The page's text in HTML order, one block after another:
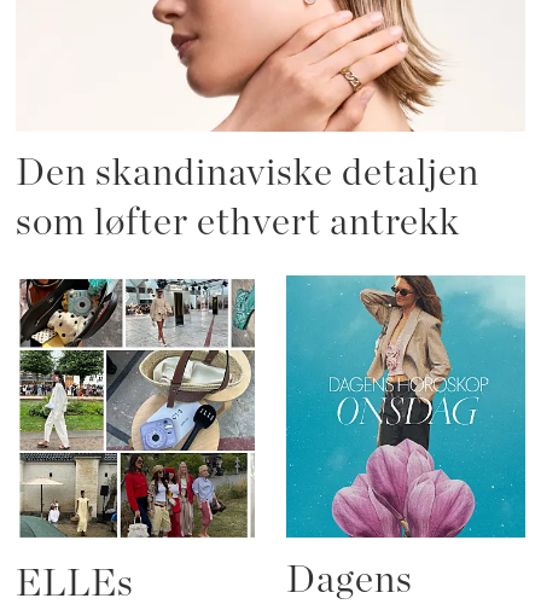
Den skandinaviske detaljen
som løfter ethvert antrekk
ELLEs
Dagens